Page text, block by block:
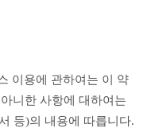
이용에 관하여는 이 약
니한 사항에 대하여는
등)의 내용에 따릅니다.